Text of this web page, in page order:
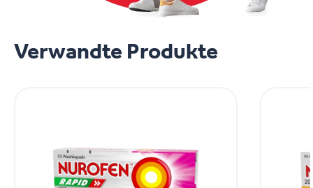
Verwandte Produkte